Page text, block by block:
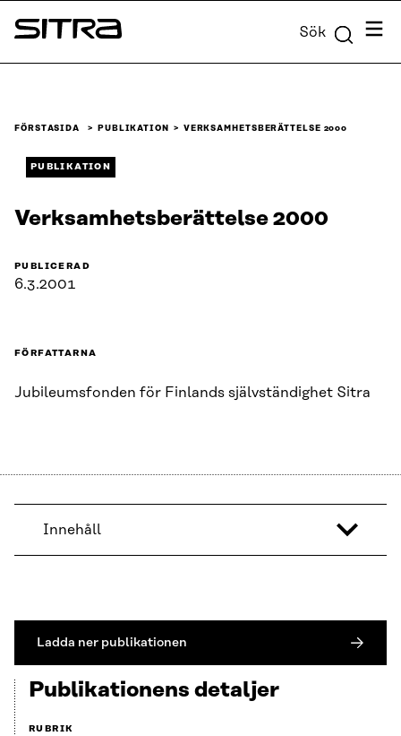
Skip to
content
Sitra Sök Meny
FÖRSTASIDA PUBLIKATION VERKSAMHETS­BERÄTTELSE 2000
PUBLIKATION
Verksamhets­berättelse 2000
PUBLICERAD
6.3.2001
FÖRFATTARNA
Jubileumsfonden för Finlands självständighet Sitra
Innehåll
Ladda ner publikationen
Publikationens detaljer
RUBRIK